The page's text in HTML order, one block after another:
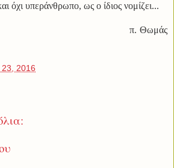
όχι υπεράνθρωπο, ως ο ίδιος νομίζει...
23, 2016